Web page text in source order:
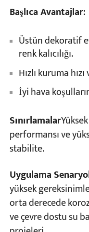
Başlıca Avantajlar:
Üstün dekoratif
renk kalıcılığı.
Hızlı kuruma
İyi hava
Sınırlamalar
performansı ve
stabilite.
Uygulama
yüksek
orta derecede
ve çevre dostu su